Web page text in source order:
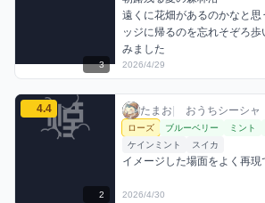
3
遠くに花畑があるのかなと思
ッジに帰るのを忘れそぞろ
みました
2026/4/29
たまおのローズミックスを見る
4.4
2
たまお / おうちシーシ
たまお| おうちシーシャ
利用フレーバー
ローズ ブルーベリー ミント
ケインミント
スイカ
コメント
イメージした場面をよく再現
評価
2026/4/30